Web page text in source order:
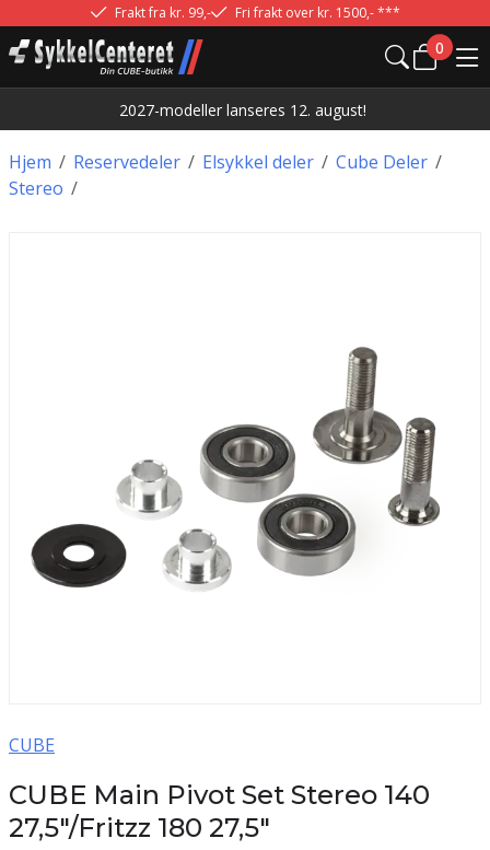
Frakt fra kr. 99,- Fri frakt over kr. 1500,- ***
0
2027-modeller lanseres 12. august!
/
Hjem /
Reservedeler /
Elsykkel deler /
Cube Deler
/
Stereo
CUBE
CUBE Main Pivot Set Stereo 140
27,5"/Fritzz 180 27,5"